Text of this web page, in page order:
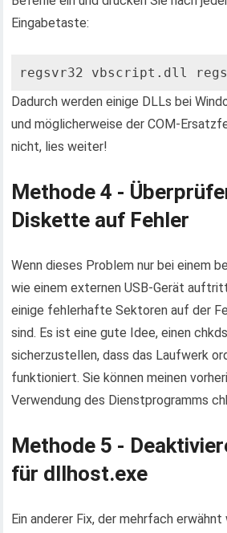
Eingabetaste:
regsvr32 vbscript.dll
Dadurch werden einige DLLs bei
und möglicherweise der COM-
nicht, lies weiter!
Methode 4 -
Diskette auf Fehler
Wenn dieses Problem nur bei einem
wie einem externen USB-Gerät
einige fehlerhafte Sektoren auf der
sind. Es ist eine gute Idee, einen
sicherzustellen, dass das Laufwerk
funktioniert. Sie können meinen
Verwendung des Dienstprogramms
Methode 5 -
für dllhost.exe
Ein anderer Fix, der mehrfach